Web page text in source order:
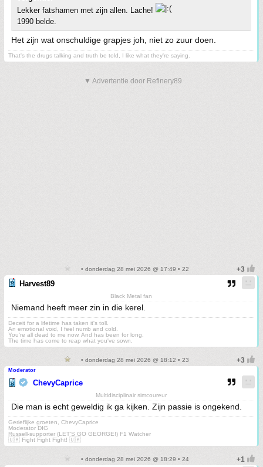
Lekker fatshamen met zijn allen. Lache!
1990 belde.
Het zijn wat onschuldige grapjes joh, niet zo zuur doen.
That's the drugs talking and truth be told, I like what they're saying.
▼ Advertentie door Refinery89
• donderdag 28 mei 2026 @ 17:49 • 22
Harvest89
Black Metal fan
Niemand heeft meer zin in die kerel.
Deceit for a lifetime has taken it's toll.
An emotional void, I feel numb and cold.
You're all dead to me now. And has been for long.
The time has come to reap what you've sown.
• donderdag 28 mei 2026 @ 18:12 • 23
Moderator
ChevyCaprice
Multidisciplinair simcoureur
Die man is echt geweldig ik ga kijken. Zijn passie is ongekend.
Gerieflijke groeten, ChevyCaprice
Moderator DIG
Russell-supporter (LET'S GO GEORGE!) F1 Watcher
🇺🇦 Fight Fight Fight! 🇺🇦
• donderdag 28 mei 2026 @ 18:29 • 24